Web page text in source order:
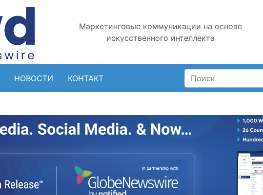
Маркетинговые коммуникации на основе
искусственного интеллекта
НОВОСТИ КОНТАКТ